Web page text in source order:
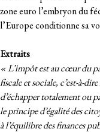
zone euro l’embryon du
l’Europe conditionne sa
Extraits
« L’impôt est au cœur du
fiscale et sociale, c’est-à-
d’échapper totalement ou
le principe d’égalité des
à l’équilibre des finances